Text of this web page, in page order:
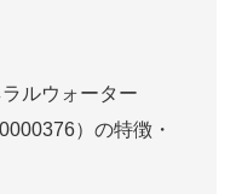
ルウォーター
）の特徴・